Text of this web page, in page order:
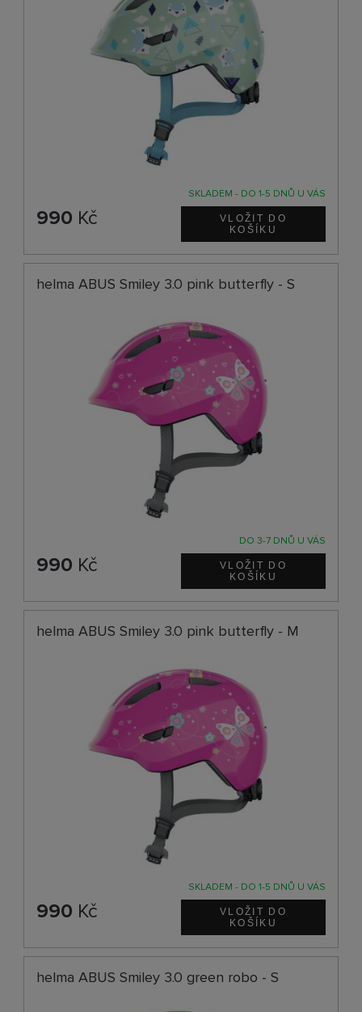
SKLADEM - DO 1-5 DNŮ U VÁS
990 Kč
helma ABUS Smiley 3.0 pink butterfly - S
DO 3-7 DNŮ U VÁS
990 Kč
helma ABUS Smiley 3.0 pink butterfly - M
SKLADEM - DO 1-5 DNŮ U VÁS
990 Kč
helma ABUS Smiley 3.0 green robo - S